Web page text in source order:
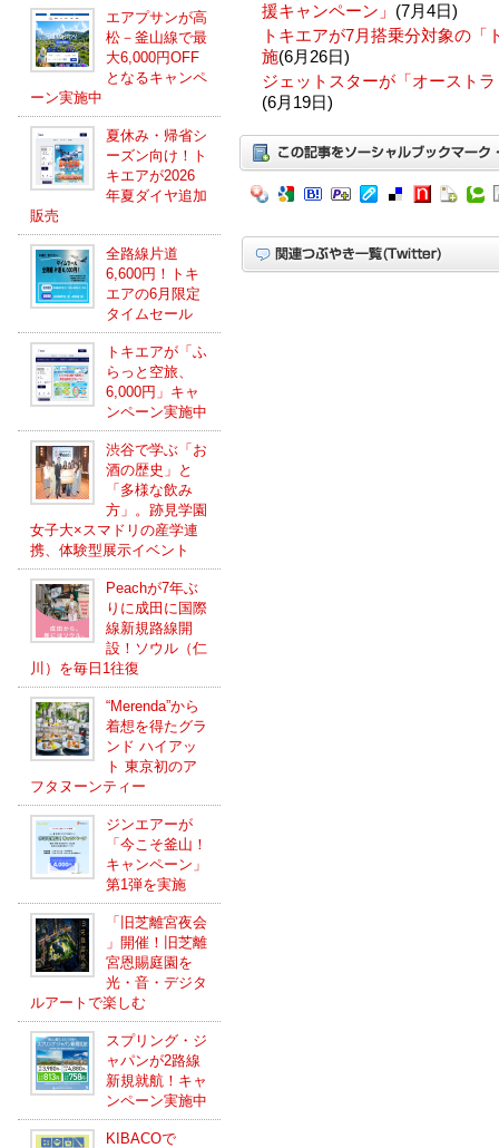
エアプサンが高
松－釜山線で最
大6,000円OFF
となるキャンペ
ーン実施中
夏休み・帰省シ
ーズン向け！ト
キエアが2026
年夏ダイヤ追加
販売
全路線片道
6,600円！トキ
エアの6月限定
タイムセール
トキエアが「ふ
らっと空旅、
6,000円」キャ
ンペーン実施中
渋谷で学ぶ「お
酒の歴史」と
「多様な飲み
方」。跡見学園
女子大×スマドリの産学連
携、体験型展示イベント
Peachが7年ぶ
りに成田に国際
線新規路線開
設！ソウル（仁
川）を毎日1往復
“Merenda”から
着想を得たグラ
ンド ハイアッ
ト 東京初のア
フタヌーンティー
ジンエアーが
「今こそ釜山！
キャンペーン」
第1弾を実施
「旧芝離宮夜会
」開催！旧芝離
宮恩賜庭園を
光・音・デジタ
ルアートで楽しむ
スプリング・ジ
ャパンが2路線
新規就航！キャ
ンペーン実施中
KIBACOで
援キャンペーン」 (7月4日)
トキエアが7月搭乗分対象の「
施(6月26日)
ジェットスターが「オースト
(6月19日)